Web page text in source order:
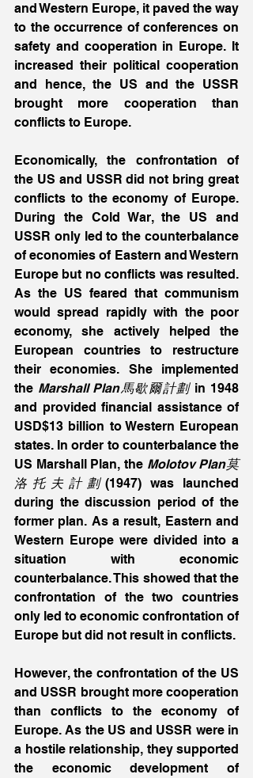
and Western Europe, it paved the way
to the occurrence of conferences on
safety and cooperation in Europe. It
increased their political cooperation
and hence, the US and the USSR
brought more cooperation than
conflicts to Europe.
Economically, the confrontation of
the US and USSR did not bring great
conflicts to the economy of Europe.
During the Cold War, the US and
USSR only led to the counterbalance
of economies of Eastern and Western
Europe but no conflicts was resulted.
As the US feared that communism
would spread rapidly with the poor
economy, she actively helped the
European countries to restructure
their economies. She implemented
the Marshall Plan馬歇爾計劃 in 1948
and provided financial assistance of
USD$13 billion to Western European
states. In order to counterbalance the
US Marshall Plan, the Molotov Plan莫
洛托夫計劃 (1947) was launched
during the discussion period of the
former plan. As a result, Eastern and
Western Europe were divided into a
situation with economic
counterbalance. This showed that the
confrontation of the two countries
only led to economic confrontation of
Europe but did not result in conflicts.
However, the confrontation of the US
and USSR brought more cooperation
than conflicts to the economy of
Europe. As the US and USSR were in
a hostile relationship, they supported
the economic development of